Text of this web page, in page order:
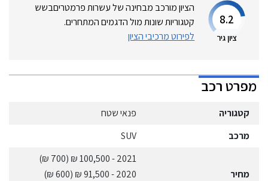
8.2
ציון גיר
הציון מורכב מבחינה של עשרות פרמטריםבשש
קטגוריות שונות מול הדגמים המתחרים.
לפירוט מרכיבי הציון
מפרט רכב
קטגוריה
פנאי שטח
מרכב
SUV
מחיר
2021
- 100,500 ₪
(700 ₪)
2020
- 91,500 ₪
(600 ₪)